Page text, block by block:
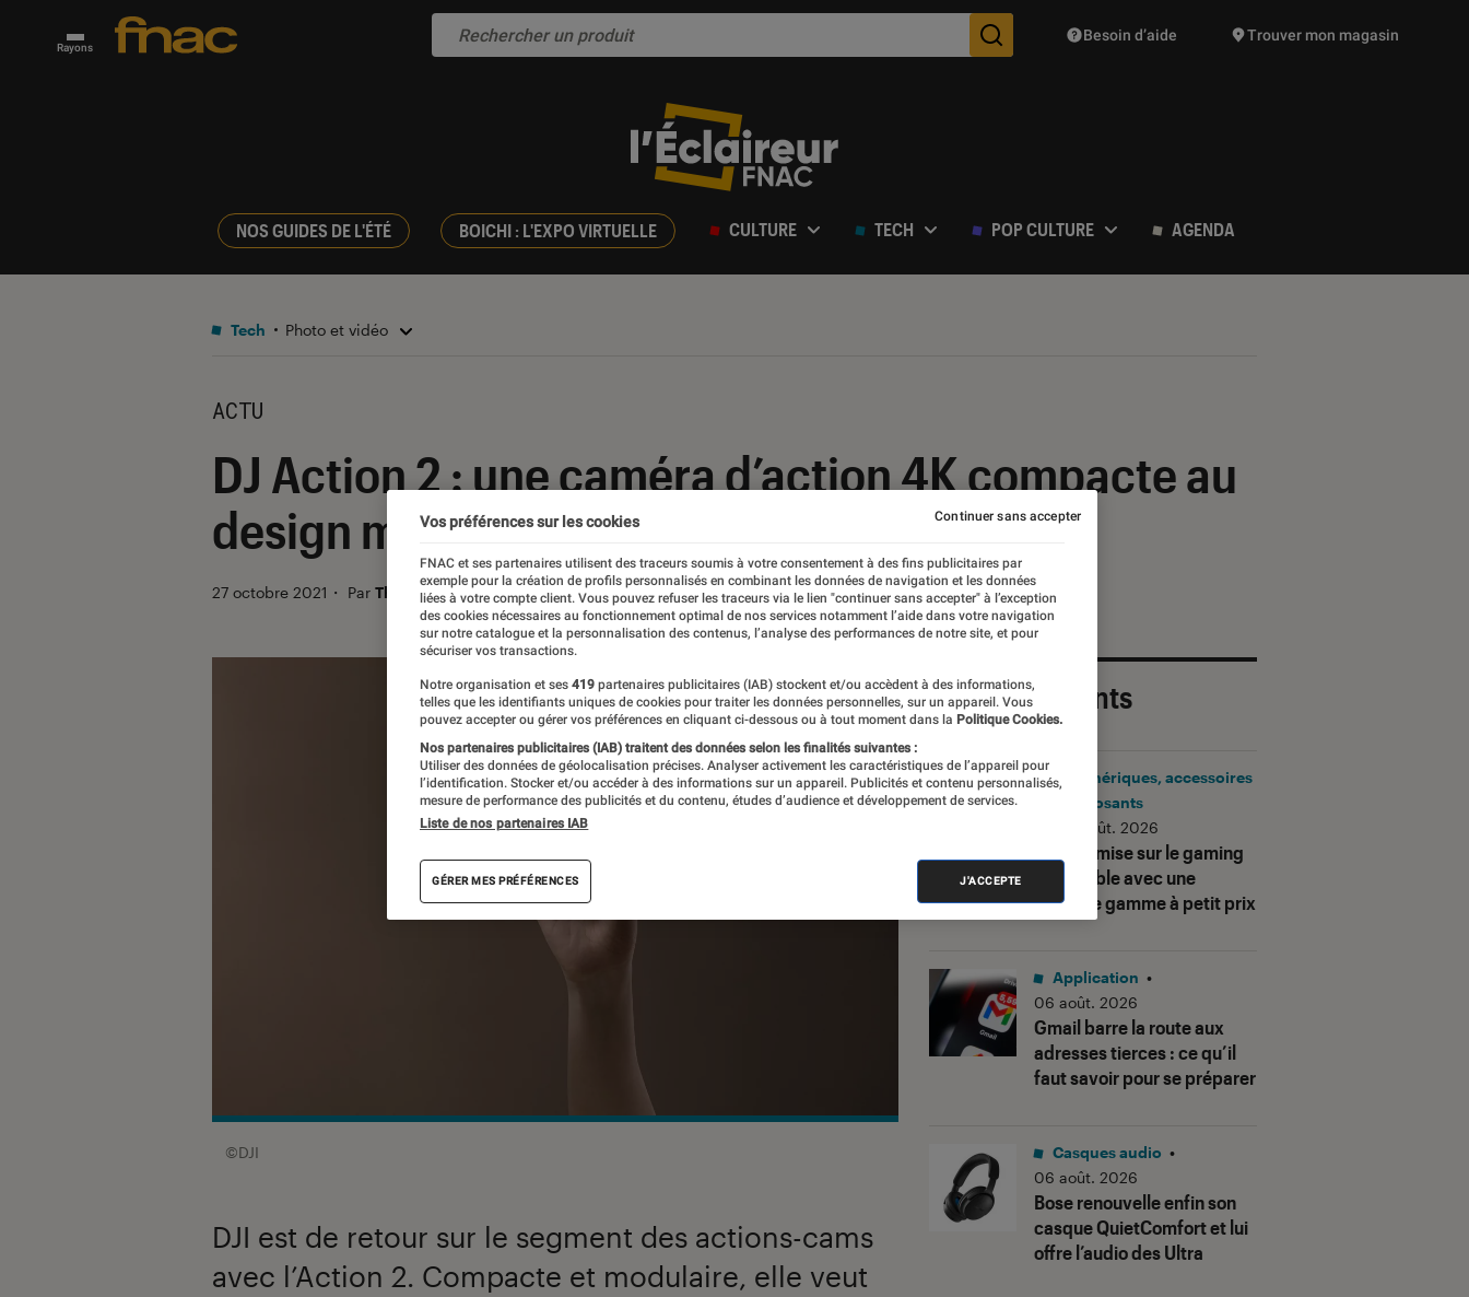
Rayons Des suggestions de produits vont vous être proposées
Besoin d’aide Trouver mon magasin
NOS GUIDES DE L'ÉTÉ BOICHI : L'EXPO VIRTUELLE CULTURE TECH POP CULTURE AGENDA
Tech Photo et vidéo
ACTU
DJ Action 2 : une caméra d’action 4K compacte au
design modulaire
27 octobre 2021 ・ Par Thomas Estimbre
©DJI
DJI est de retour sur le segment des actions-cams
avec l’Action 2. Compacte et modulaire, elle veut
Les plus récents
Corsair mise sur le gaming
accessible avec une
nouvelle gamme à petit prix
Périphériques, accessoires
et composants
06 août. 2026
Gmail barre la route aux
adresses tierces : ce qu’il
faut savoir pour se préparer
Application •
06 août. 2026
Bose renouvelle enfin son
casque QuietComfort et lui
offre l’audio des Ultra
Casques audio •
06 août. 2026
Vos préférences sur les cookies
FNAC et ses partenaires utilisent des traceurs soumis à votre consentement à des fins publicitaires par
exemple pour la création de profils personnalisés en combinant les données de navigation et les données
liées à votre compte client. Vous pouvez refuser les traceurs via le lien "continuer sans accepter" à l’exception
des cookies nécessaires au fonctionnement optimal de nos services notamment l’aide dans votre navigation
sur notre catalogue et la personnalisation des contenus, l’analyse des performances de notre site, et pour
sécuriser vos transactions.
Notre organisation et ses 419 partenaires publicitaires (IAB) stockent et/ou accèdent à des informations,
telles que les identifiants uniques de cookies pour traiter les données personnelles, sur un appareil. Vous
pouvez accepter ou gérer vos préférences en cliquant ci-dessous ou à tout moment dans la Politique Cookies.
Nos partenaires publicitaires (IAB) traitent des données selon les finalités suivantes :
Utiliser des données de géolocalisation précises. Analyser activement les caractéristiques de l’appareil pour
l’identification. Stocker et/ou accéder à des informations sur un appareil. Publicités et contenu personnalisés,
mesure de performance des publicités et du contenu, études d’audience et développement de services.
Liste de nos partenaires IAB
GÉRER MES PRÉFÉRENCES J'ACCEPTE
Continuer sans accepter